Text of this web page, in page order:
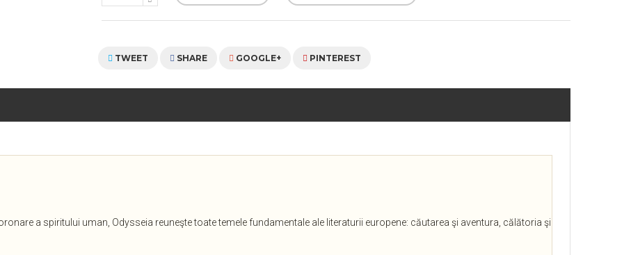
TWEET SHARE GOOGLE+ PINTEREST
a spiritului uman, Odysseia reuneşte toate temele fundamentale ale literaturii europene: căutarea şi aventura, călătoria şi